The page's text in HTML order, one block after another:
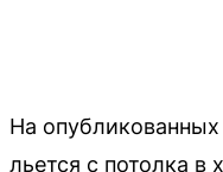
На
льется с потолка в